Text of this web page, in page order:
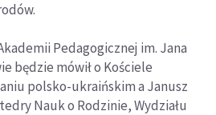
Pedagogicznej im. Jana
będzie mówił o Kościele
polsko-ukraińskim a Janusz
Nauk o Rodzinie, Wydziału